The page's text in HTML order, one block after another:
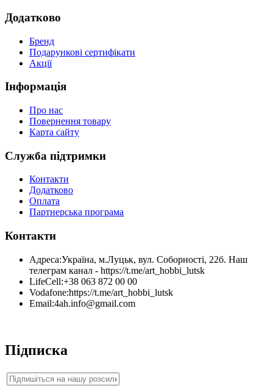
Додатково
Бренд
Подарункові сертифікати
Акції
Інформація
Про нас
Повернення товару
Карта сайту
Служба підтримки
Контакти
Додатково
Оплата
Партнерська програма
Контакти
Адреса:Україна, м.Луцьк, вул. Соборності, 22б. Наш
телеграм канал - https://t.me/art_hobbi_lutsk
LifeCell:+38 063 872 00 00
Vodafone:https://t.me/art_hobbi_lutsk
Email:4ah.info@gmail.com
Підписка